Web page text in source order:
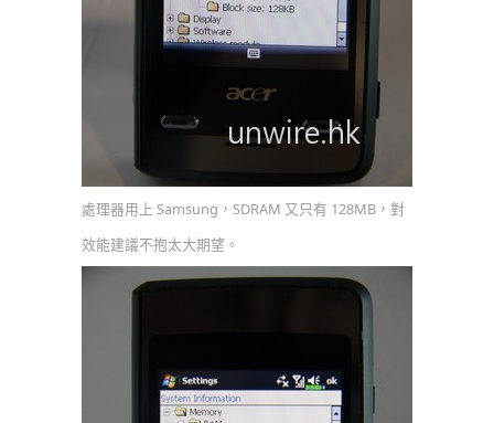
處理器用上 Samsung，SDRAM 又只有 128MB，對
效能建議不抱太大期望。